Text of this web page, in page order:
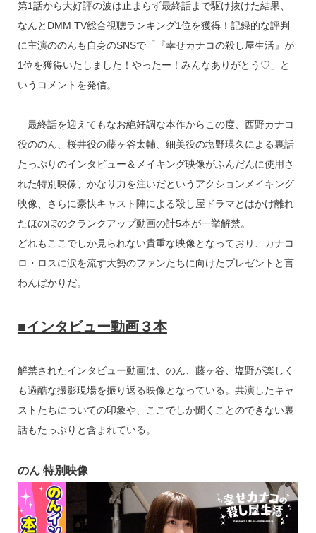
第1話から大好評の波は止まらず最終話まで駆け抜けた結果、
なんとDMM TV総合視聴ランキング1位を獲得！記録的な評判
に主演ののんも自身のSNSで「『幸せカナコの殺し屋生活』が
1位を獲得いたしました！やったー！みんなありがとう♡」と
いうコメントを発信。
最終話を迎えてもなお絶好調な本作からこの度、西野カナコ
役ののん、桜井役の藤ヶ谷太輔、細美役の塩野瑛久による裏話
たっぷりのインタビュー＆メイキング映像がふんだんに使用さ
れた特別映像、かなり力を注いだというアクションメイキング
映像、さらに豪快キャスト陣による殺し屋ドラマとはかけ離れ
たほのぼのクランクアップ動画の計5本が一挙解禁。
どれもここでしか見られない貴重な映像となっており、カナコ
ロ・ロスに涙を流す大勢のファンたちに向けたプレゼントと言
わんばかりだ。
■インタビュー動画３本
解禁されたインタビュー動画は、のん、藤ヶ谷、塩野が楽しく
も過酷な撮影現場を振り返る映像となっている。共演したキャ
ストたちについての印象や、ここでしか聞くことのできない裏
話もたっぷりと含まれている。
のん 特別映像